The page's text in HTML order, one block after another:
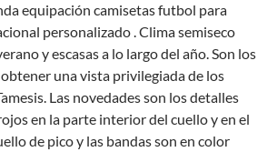
equipación camisetas futbol para
personalizado . Clima semiseco
y escasas a lo largo del año. Son los
una vista privilegiada de los
Las novedades son los detalles
en la parte interior del cuello y en el
de pico y las bandas son en color